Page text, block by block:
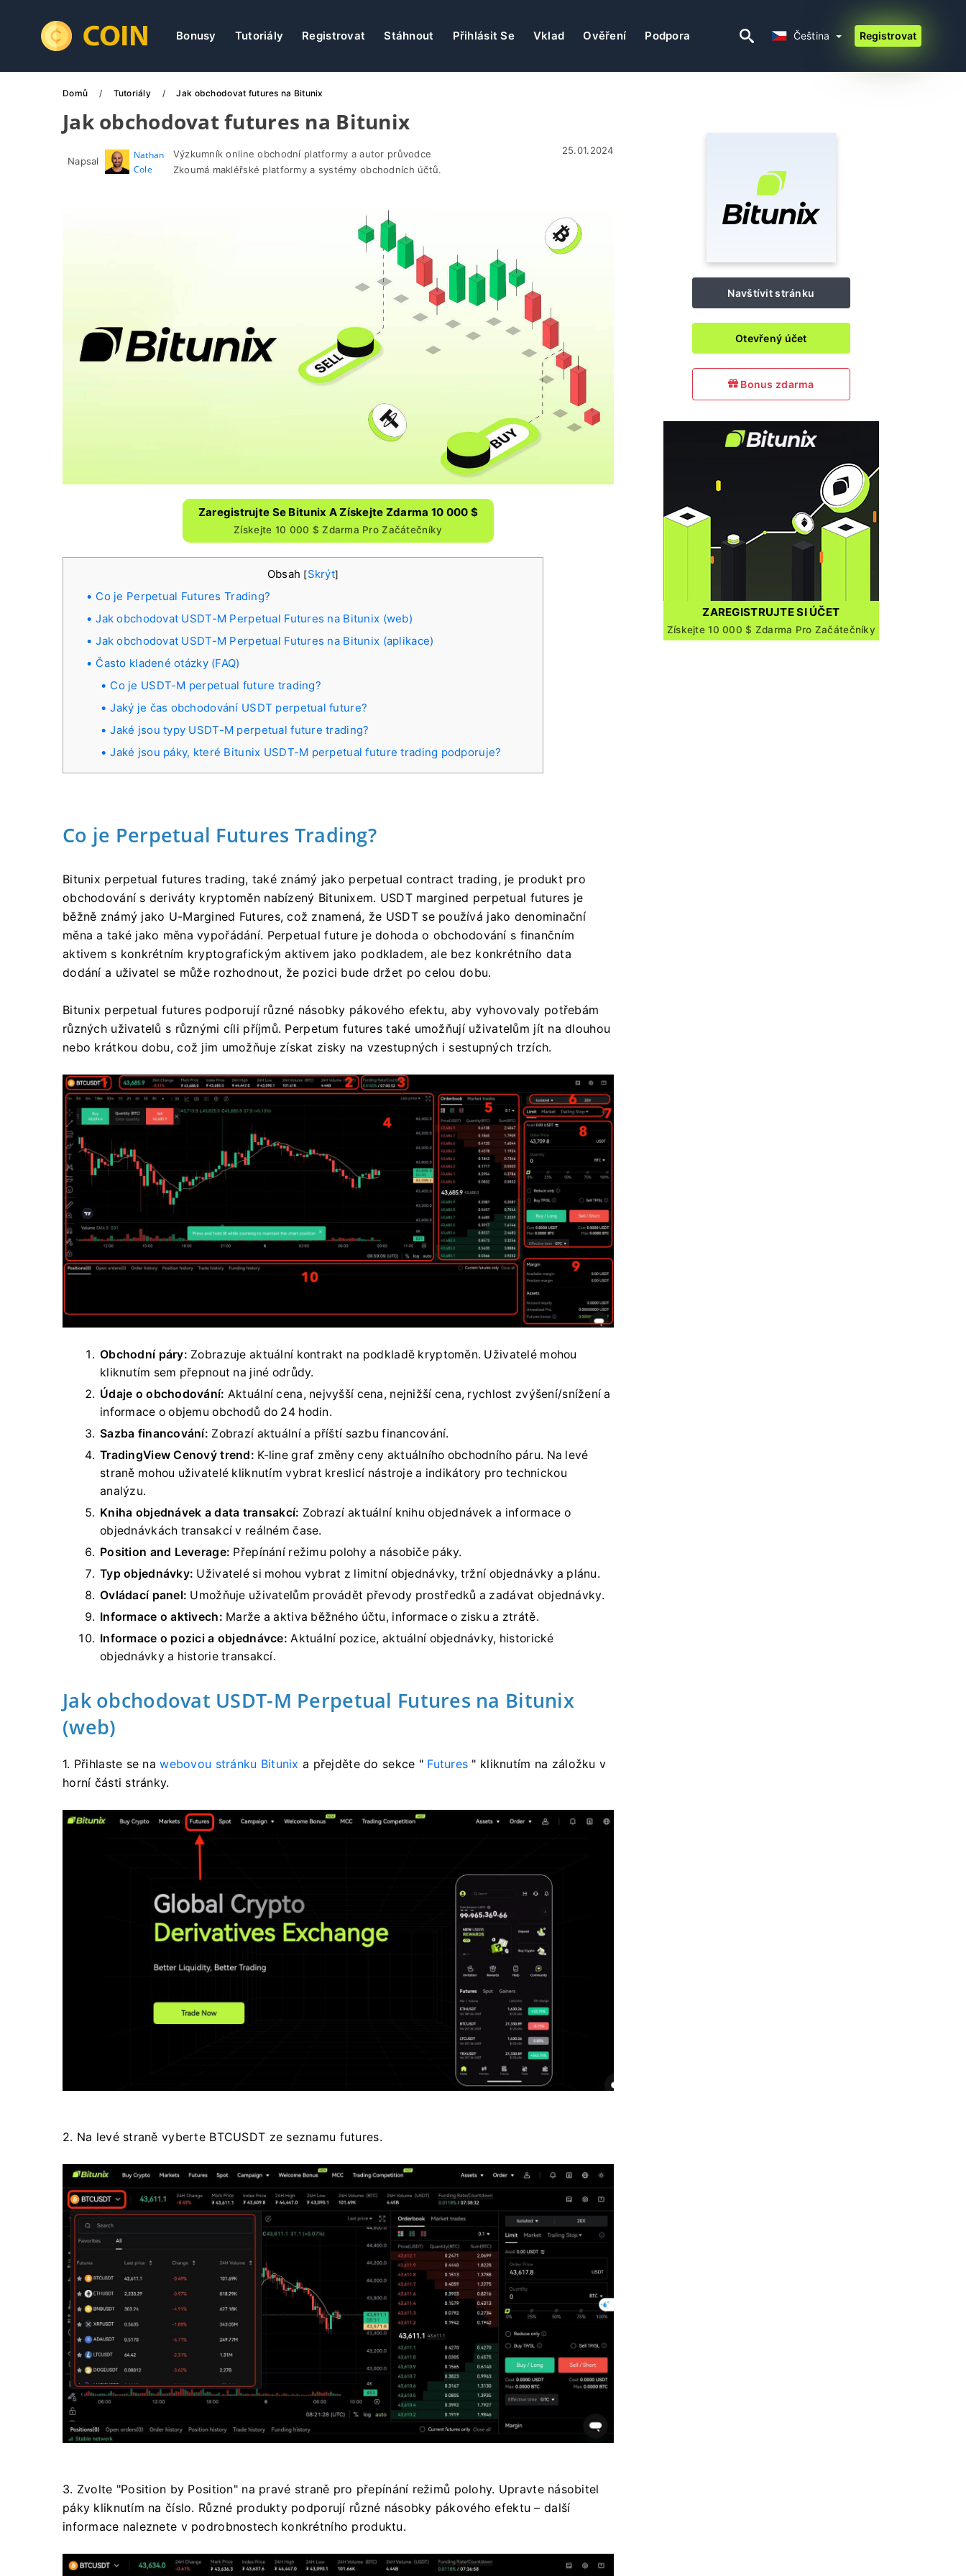
Bonusy Tutoriály Registrovat Stáhnout Přihlásit Se Vklad Ověření Podpora Čeština Registrovat
Domů Tutoriály Jak obchodovat futures na Bitunix
Jak obchodovat futures na Bitunix
Napsal
Nathan
Cole
Výzkumník online obchodní platformy a autor průvodce
Zkoumá makléřské platformy a systémy obchodních účtů.
25.01.2024
Zaregistrujte Se Bitunix A Získejte Zdarma 10 000 $
Získejte 10 000 $ Zdarma Pro Začátečníky
Obsah [Skrýt]
Co je Perpetual Futures Trading?
Jak obchodovat USDT-M Perpetual Futures na Bitunix (web)
Jak obchodovat USDT-M Perpetual Futures na Bitunix (aplikace)
Často kladené otázky (FAQ)
Co je USDT-M perpetual future trading?
Jaký je čas obchodování USDT perpetual future?
Jaké jsou typy USDT-M perpetual future trading?
Jaké jsou páky, které Bitunix USDT-M perpetual future trading podporuje?
Co je Perpetual Futures Trading?
Bitunix perpetual futures trading, také známý jako perpetual contract trading, je produkt pro
obchodování s deriváty kryptoměn nabízený Bitunixem. USDT margined perpetual futures je
běžně známý jako U-Margined Futures, což znamená, že USDT se používá jako denominační
měna a také jako měna vypořádání. Perpetual future je dohoda o obchodování s finančním
aktivem s konkrétním kryptografickým aktivem jako podkladem, ale bez konkrétního data
dodání a uživatel se může rozhodnout, že pozici bude držet po celou dobu.
Bitunix perpetual futures podporují různé násobky pákového efektu, aby vyhovovaly potřebám
různých uživatelů s různými cíli příjmů. Perpetum futures také umožňují uživatelům jít na dlouhou
nebo krátkou dobu, což jim umožňuje získat zisky na vzestupných i sestupných trzích.
Obchodní páry: Zobrazuje aktuální kontrakt na podkladě kryptoměn. Uživatelé mohou
kliknutím sem přepnout na jiné odrůdy.
Údaje o obchodování: Aktuální cena, nejvyšší cena, nejnižší cena, rychlost zvýšení/snížení a
informace o objemu obchodů do 24 hodin.
Sazba financování: Zobrazí aktuální a příští sazbu financování.
TradingView Cenový trend: K-line graf změny ceny aktuálního obchodního páru. Na levé
straně mohou uživatelé kliknutím vybrat kreslicí nástroje a indikátory pro technickou
analýzu.
Kniha objednávek a data transakcí: Zobrazí aktuální knihu objednávek a informace o
objednávkách transakcí v reálném čase.
Position and Leverage: Přepínání režimu polohy a násobiče páky.
Typ objednávky: Uživatelé si mohou vybrat z limitní objednávky, tržní objednávky a plánu.
Ovládací panel: Umožňuje uživatelům provádět převody prostředků a zadávat objednávky.
Informace o aktivech: Marže a aktiva běžného účtu, informace o zisku a ztrátě.
Informace o pozici a objednávce: Aktuální pozice, aktuální objednávky, historické
objednávky a historie transakcí.
Jak obchodovat USDT-M Perpetual Futures na Bitunix
(web)
1. Přihlaste se nawebovou stránku Bitunix a přejděte do sekce " Futures " kliknutím na záložku v
horní části stránky.
2. Na levé straně vyberte BTCUSDT ze seznamu futures.
3. Zvolte "Position by Position" na pravé straně pro přepínání režimů polohy. Upravte násobitel
páky kliknutím na číslo. Různé produkty podporují různé násobky pákového efektu – další
informace naleznete v podrobnostech konkrétního produktu.
Navštívit stránku
Otevřený účet
Bonus zdarma
ZAREGISTRUJTE SI ÚČET
Získejte 10 000 $ Zdarma Pro Začátečníky